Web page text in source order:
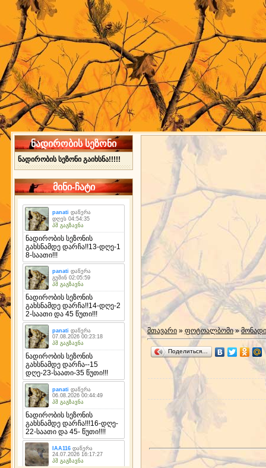
ნადირობის სეზონი
ნადირობის სეზონი გაიხსნა!!!!!
მინი-ჩატი
მთავარი » ფოტოალბომი»
Поделиться…